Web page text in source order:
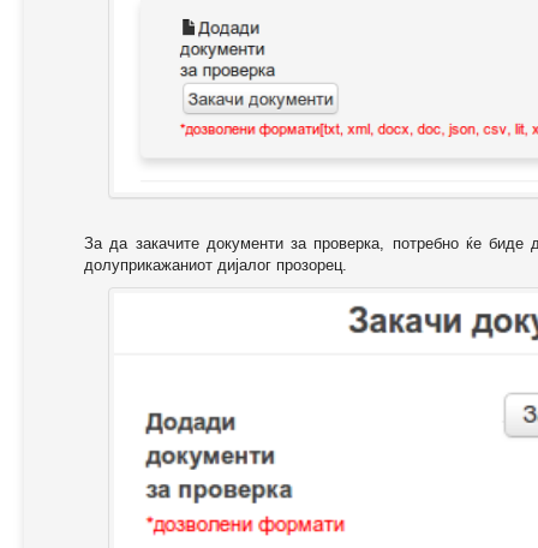
За да закачите документи за проверка, потребно ќе биде
долуприкажаниот дијалог прозорец.